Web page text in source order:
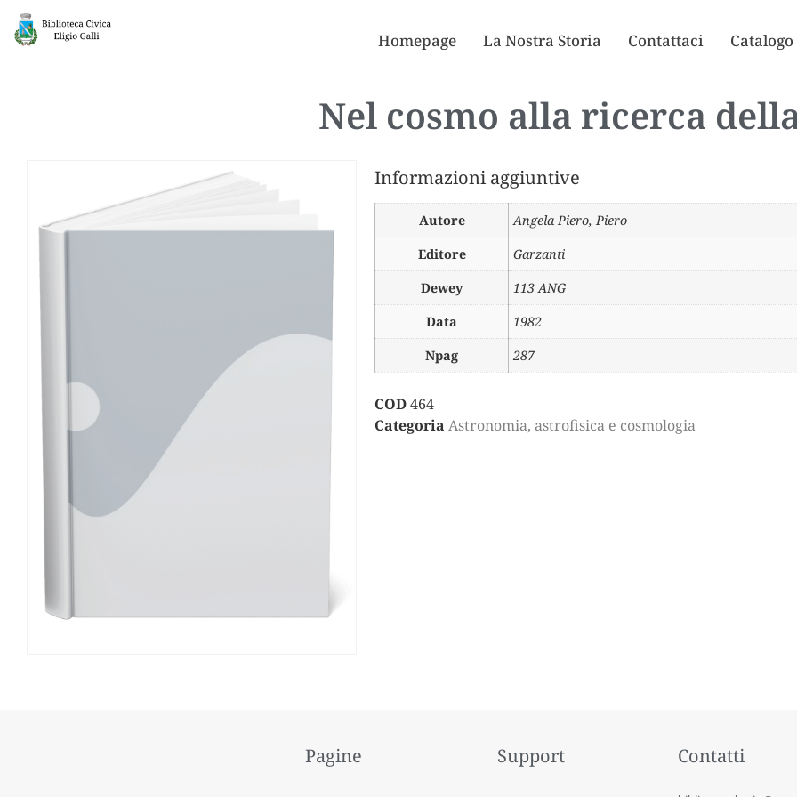
Homepage La Nostra Storia Contattaci Catalogo
Nel cosmo alla ricerca
Informazioni aggiuntive
Autore Angela Piero,Piero
Editore
Garzanti
Dewey
113 ANG
Data
1982
Npag
287
COD464
Categoria Astronomia, astrofisica e cosmologia
Pagine Support Contatti